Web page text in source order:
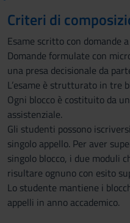
Criteri di
Esame scritto con domande
Domande formulate con
una presa decisionale da
L’esame è strutturato in tre
Ogni blocco è costituito da
assistenziale.
Gli studenti possono
singolo appello. Per aver
singolo blocco, i due moduli
risultare ognuno con esito
Lo studente mantiene i
appelli in anno accademico.